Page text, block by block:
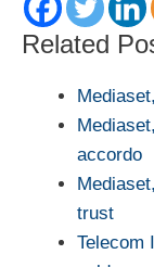
Related
accordo
trust
Telecom